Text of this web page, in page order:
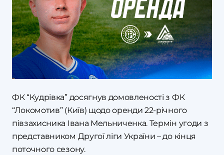
ФК “Кудрівка” досягнув домовленості з ФК
“Локомотив” (Київ) щодо оренди 22-річного
півзахисника Івана Мельниченка. Термін угоди з
представником Другої ліги України – до кінця
поточного сезону.